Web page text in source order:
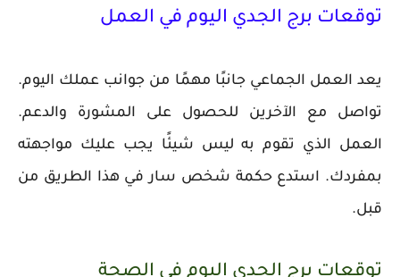
توقعات برج الجدي اليوم في العمل
يعد العمل الجماعي جانبًا مهمًا من جوانب عملك اليوم.
تواصل مع الآخرين للحصول على المشورة والدعم.
العمل الذي تقوم به ليس شيئًا يجب عليك مواجهته
بمفردك. استدع حكمة شخص سار في هذا الطريق من
قبل.
توقعات برج الجدي اليوم في الصحة